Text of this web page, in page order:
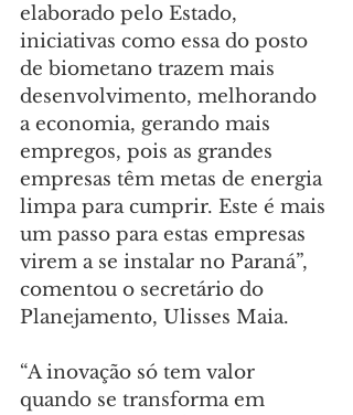
elaborado pelo Estado,
iniciativas como essa do posto
de biometano trazem mais
desenvolvimento, melhorando
a economia, gerando mais
empregos, pois as grandes
empresas têm metas de energia
limpa para cumprir. Este é mais
um passo para estas empresas
virem a se instalar no Paraná”,
comentou o secretário do
Planejamento, Ulisses Maia.
“A inovação só tem valor
quando se transforma em